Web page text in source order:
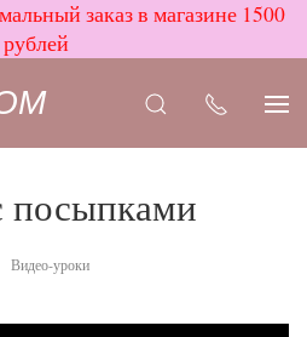
заказ в магазине 1500
рублей
посыпками
Видео-уроки